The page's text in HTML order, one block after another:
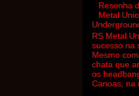
Resenha
Metal
RS Metal
sucesso na
Mesmo
chata que
os
Canoas, na